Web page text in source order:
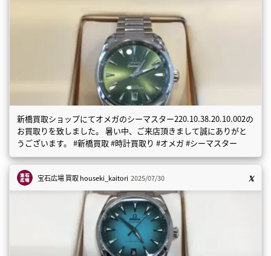
新橋買取ショップにてオメガのシーマスター220.10.38.20.10.002の
お買取りを致しました。 暑い中、ご来店頂きまして誠にありがと
うございます。 #新橋買取 #時計買取り #オメガ #シーマスター
宝石広場 買取houseki_kaitori 2025/07/30